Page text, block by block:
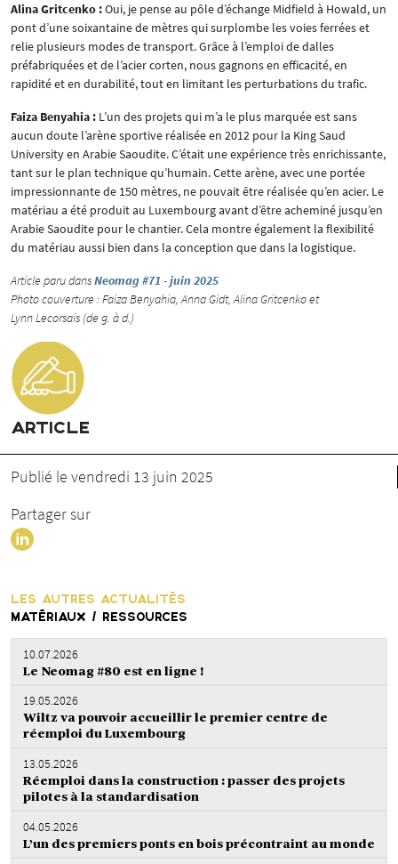
Alina Gritcenko :Oui, je pense au pôle d’échange Midfield à Howald, un
pont d’une soixantaine de mètres qui surplombe les voies ferrées et
relie plusieurs modes de transport. Grâce à l’emploi de dalles
préfabriquées et de l’acier corten, nous gagnons en efficacité, en
rapidité et en durabilité, tout en limitant les perturbations du trafic.
Faiza Benyahia : L’un des projets qui m’a le plus marquée est sans
aucun doute l’arène sportive réalisée en 2012 pour la King Saud
University en Arabie Saoudite. C’était une expérience très enrichissante,
tant sur le plan technique qu’humain. Cette arène, avec une portée
impressionnante de 150 mètres, ne pouvait être réalisée qu’en acier. Le
matériau a été produit au Luxembourg avant d’être acheminé jusqu’en
Arabie Saoudite pour le chantier. Cela montre également la flexibilité
du matériau aussi bien dans la conception que dans la logistique.
Article paru dansNeomag #71 - juin 2025
Photo couverture : Faiza Benyahia, Anna Gidt, Alina Gritcenko et
Lynn Lecorsais (de g. à d.)
ARTICLE
Publié le vendredi 13 juin 2025
Partager sur
LES AUTRES ACTUALITÉS
MATÉRIAUX / RESSOURCES
10.07.2026
Le Neomag #80 est en ligne !
19.05.2026
Wiltz va pouvoir accueillir le premier centre de
réemploi du Luxembourg
13.05.2026
Réemploi dans la construction : passer des projets
pilotes à la standardisation
04.05.2026
L’un des premiers ponts en bois précontraint au monde